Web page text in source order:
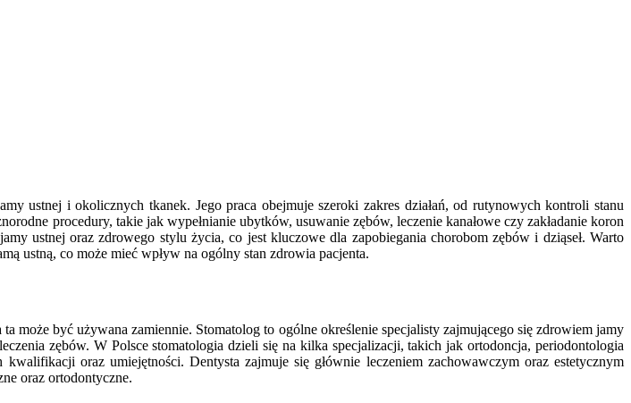
ustnej i okolicznych tkanek. Jego praca obejmuje szeroki zakres działań, od rutynowych kontroli stanu
procedury, takie jak wypełnianie ubytków, usuwanie zębów, leczenie kanałowe czy zakładanie koron
ustnej oraz zdrowego stylu życia, co jest kluczowe dla zapobiegania chorobom zębów i dziąseł. Warto
ustną, co może mieć wpływ na ogólny stan zdrowia pacjenta.
może być używana zamiennie. Stomatolog to ogólne określenie specjalisty zajmującego się zdrowiem jamy
zębów. W Polsce stomatologia dzieli się na kilka specjalizacji, takich jak ortodoncja, periodontologia
oraz umiejętności. Dentysta zajmuje się głównie leczeniem zachowawczym oraz estetycznym
oraz ortodontyczne.